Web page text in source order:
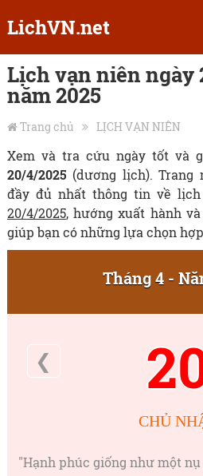
LichVN.net
Lịch vạn niên ngày
năm 2025
Trang chủ LỊCH VẠN NIÊN
Xem và tra cứu ngày tốt và
20/4/2025 (dương lịch).
đầy đủ nhất thông tin về
20/4/2025, hướng xuất hành
giúp bạn có những lựa chọn
Tháng 4 -
❮
CHỦ
"Hạnh phúc giống như một